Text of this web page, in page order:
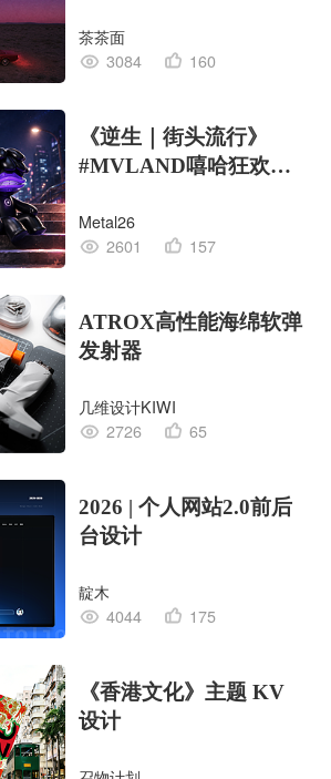
茶茶面
3084
160
《逆生｜街头流行》
#MVLAND嘻哈狂欢派
Metal26
2601
157
ATROX高性能海绵软弹
发射器
几维设计KIWI
2726
65
2026 | 个人网站2.0前后
台设计
靛木
4044
175
《香港文化》主题 KV
设计